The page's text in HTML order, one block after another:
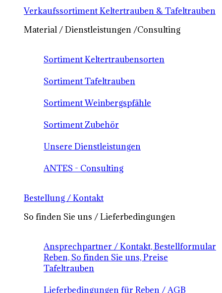
Verkaufssortiment Keltertrauben & Tafeltrauben
Material / Dienstleistungen /Consulting
Sortiment Keltertraubensorten
Sortiment Tafeltrauben
Sortiment Weinbergspfähle
Sortiment Zubehör
Unsere Dienstleistungen
ANTES - Consulting
Bestellung / Kontakt
So finden Sie uns / Lieferbedingungen
Ansprechpartner / Kontakt, Bestellformular
Reben, So finden Sie uns, Preise
Tafeltrauben
Lieferbedingungen für Reben / AGB